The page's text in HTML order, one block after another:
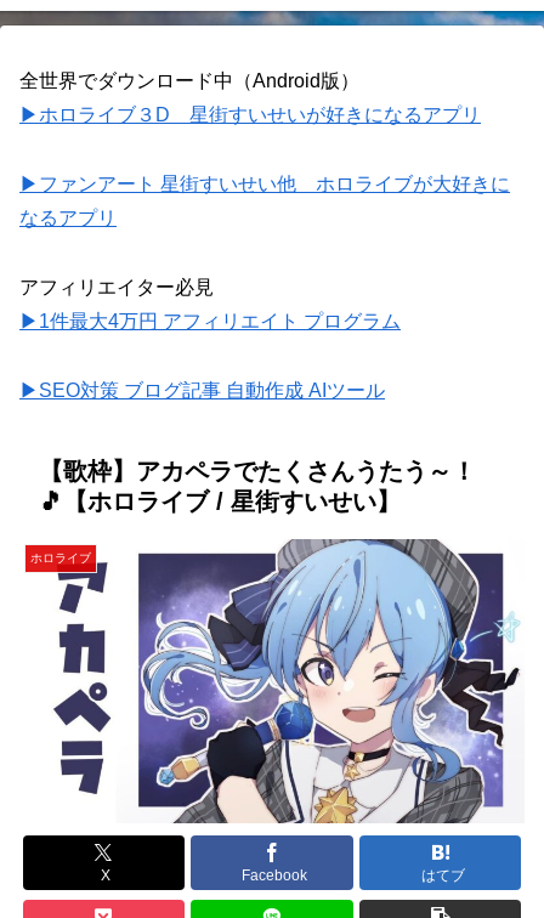
全世界でダウンロード中（Android版）
▶ホロライブ３D 星街すいせいが好きになるアプリ
▶ファンアート 星街すいせい他 ホロライブが大好きに
なるアプリ
アフィリエイター必見
▶1件最大4万円 アフィリエイト プログラム
▶SEO対策 ブログ記事 自動作成 AIツール
【歌枠】アカペラでたくさんうたう～！
🎵【ホロライブ / 星街すいせい】
ホロライブ
X Facebook はてブ